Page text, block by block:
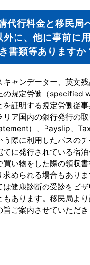
代行料金と移民局
外に、他に事前に
書類等ありますか
キャンデーター、英文
の規定労働（specified
を証明する規定労働従
リア国内の銀行発行の
）、Payslip、Tax
う際に利用したパスのチ
てに発行されている宿
買い物をした際の領収書
求められる場合もあり
は健康診断の受診をビ
もあります。移民局よ
ご案内させていただき